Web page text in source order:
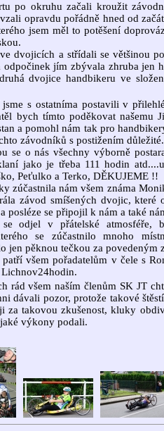
po okruhu začali kroužit
opravdu pořádně hned od
jsem měl to potěšení
dvojicích a střídali se většinou
odpočinek jím zbývala zhruba jen
dvojice handbikeru ve
jsme s ostatníma postavili v
bych tímto poděkovat našemu
a pomohl nám tak pro
závodníků s postižením důležité.
se o nás všechny výborně
jako je třeba 111 hodin
Peťulko a Terko, DĚKUJEME !!
zúčastnila nám všem známa
závod smíšených dvojic,
posléze se připojil k nám a také
odjel v přátelské atmosféře,
se zúčastnilo mnoho
jen pěknou tečkou za povedeným
patří všem pořadatelům v čele s
rád všem naším členům SK JT
dávali pozor, protože takové
za takovou zkušenost, kluky
výkony podali.